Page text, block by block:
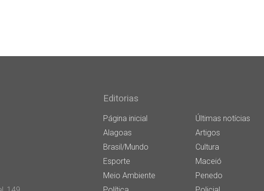
Editorias
Página inicial
Últimas notícias
Alagoas
Artigos
Brasil/Mundo
Cultura
Esporte
Maceió
Meio Ambiente
Penedo